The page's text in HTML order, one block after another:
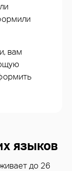
вам
языков
до 26